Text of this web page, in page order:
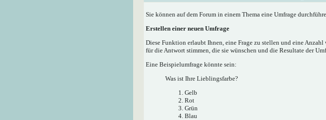
Sie können auf dem Forum in einem Thema eine Umfrage
Erstellen einer neuen Umfrage
Diese Funktion erlaubt Ihnen, eine Frage zu stellen und eine
für die Antwort stimmen, die sie wünschen und die Resultate der
Eine Beispielumfrage könnte sein:
Was ist Ihre Lieblingsfarbe?
Gelb
Rot
Grün
Blau